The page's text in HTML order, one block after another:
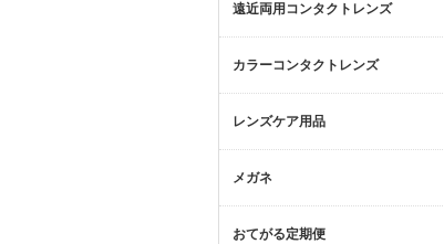
遠近両用コンタクトレンズ
カラーコンタクトレンズ
レンズケア用品
メガネ
おてがる定期便